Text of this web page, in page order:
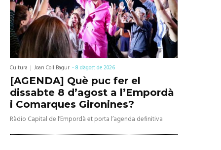
Cultura Joan Coll Bagur -8 d'agost de 2026
[AGENDA] Què puc fer el
dissabte 8 d’agost a l’Empordà
i Comarques Gironines?
Ràdio Capital de l’Empordà et porta l’agenda definitiva